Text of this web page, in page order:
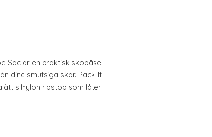
Sac är en praktisk skopåse
dina smutsiga skor. Pack-It
silnylon ripstop som låter